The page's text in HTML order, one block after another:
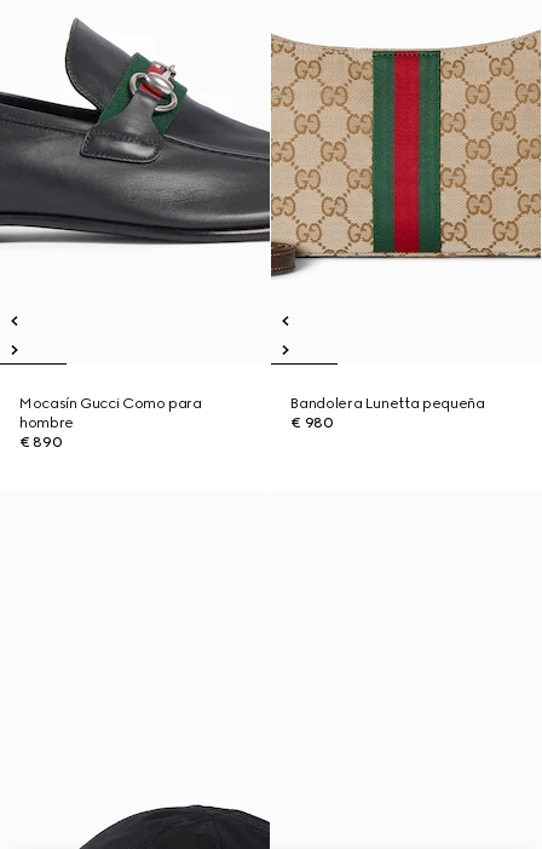
Mocasín Gucci Como para
hombre
€ 890
Bandolera Lunetta pequeña
€ 980